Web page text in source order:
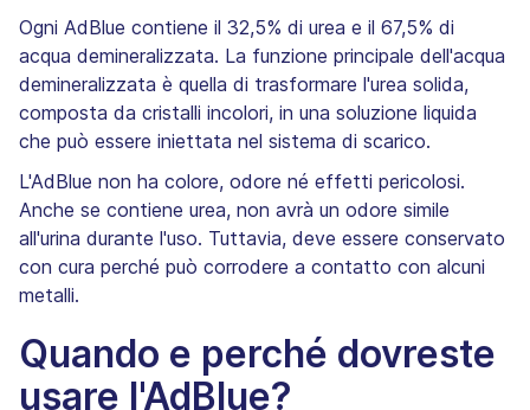
Ogni AdBlue contiene il 32,5% di urea e il 67,5% di
acqua demineralizzata. La funzione principale dell'acqua
demineralizzata è quella di trasformare l'urea solida,
composta da cristalli incolori, in una soluzione liquida
che può essere iniettata nel sistema di scarico.
L'AdBlue non ha colore, odore né effetti pericolosi.
Anche se contiene urea, non avrà un odore simile
all'urina durante l'uso. Tuttavia, deve essere conservato
con cura perché può corrodere a contatto con alcuni
metalli.
Quando e perché dovreste
usare l'AdBlue?